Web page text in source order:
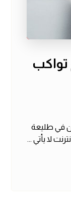
تواكب
في طليعة
لا يأتي ...